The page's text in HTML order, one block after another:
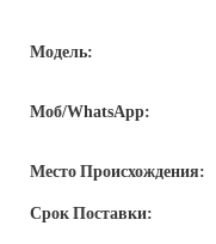
Модель:
Моб/WhatsApp:
Место Происхождения:
Срок Поставки: